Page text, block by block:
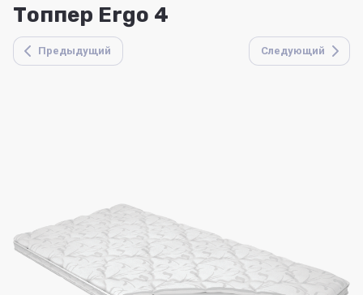
Топпер Ergo 4
Предыдущий Следующий